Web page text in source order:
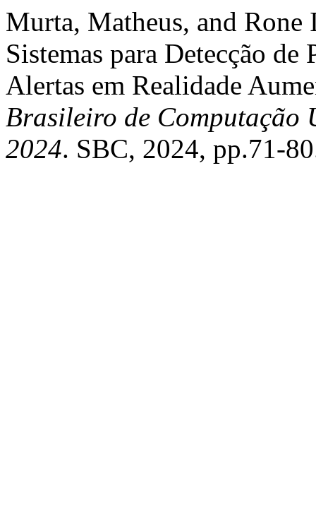
Murta, Matheus, and
Sistemas para Detecção
Alertas em Realidade
Brasileiro de Computação
2024. SBC, 2024, pp.71-